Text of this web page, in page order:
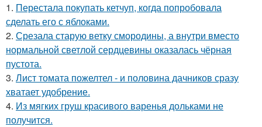
1. Перестала покупать кетчуп, когда попробовала
сделать его с яблоками.
2. Срезала старую ветку смородины, а внутри вместо
нормальной светлой сердцевины оказалась чёрная
пустота.
3. Лист томата пожелтел - и половина дачников сразу
хватает удобрение.
4. Из мягких груш красивого варенья дольками не
получится.